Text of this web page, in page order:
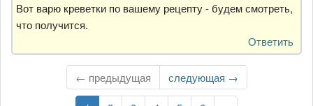
Вот варю креветки по вашему рецепту - будем смотреть,
что получится.
Ответить
← предыдущая
Следующая
страница
следующая →